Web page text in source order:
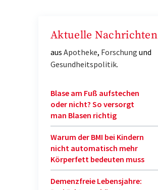
Aktuelle Nachrichten
aus Apotheke, Forschung und
Gesundheitspolitik.
Blase am Fuß aufstechen
oder nicht? So versorgt
man Blasen richtig
Warum der BMI bei Kindern
nicht automatisch mehr
Körperfett bedeuten muss
Demenzfreie Lebensjahre: